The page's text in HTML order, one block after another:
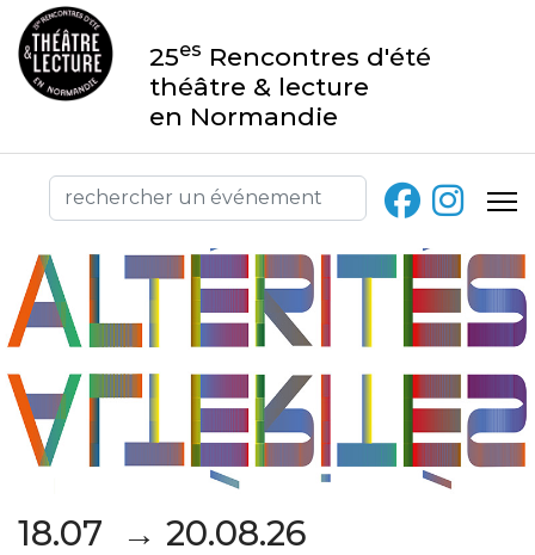
25es Rencontres d'été
théâtre & lecture
en Normandie
18.07 → 20.08.26